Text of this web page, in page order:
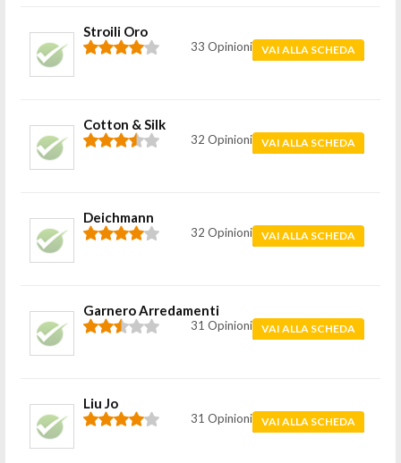
Stroili Oro
33 Opinioni VAI ALLA SCHEDA
Cotton & Silk
32 Opinioni VAI ALLA SCHEDA
Deichmann
32 Opinioni VAI ALLA SCHEDA
Garnero Arredamenti
31 Opinioni VAI ALLA SCHEDA
Liu Jo
31 Opinioni VAI ALLA SCHEDA